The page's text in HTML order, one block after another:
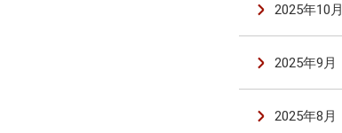
2025年10月
2025年9月
2025年8月